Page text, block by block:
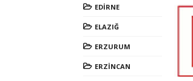
EDİRNE
ELAZIĞ
ERZURUM
ERZİNCAN